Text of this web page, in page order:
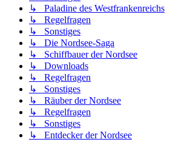
↳ Paladine des Westfrankenreichs
↳ Regelfragen
↳ Sonstiges
↳ Die Nordsee-Saga
↳ Schiffbauer der Nordsee
↳ Downloads
↳ Regelfragen
↳ Sonstiges
↳ Räuber der Nordsee
↳ Regelfragen
↳ Sonstiges
↳ Entdecker der Nordsee